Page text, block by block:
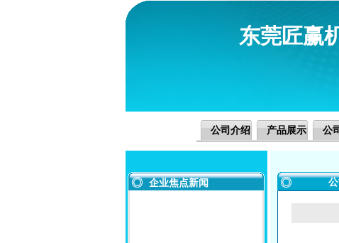
东莞匠赢
公司介绍 产品展示 公
企业焦点新闻